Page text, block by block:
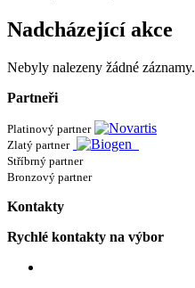
Nadcházející akce
Nebyly nalezeny žádné záznamy.
Partneři
Platinový partner
Zlatý partner
Stříbrný partner
Bronzový partner
Kontakty
Rychlé kontakty na výbor